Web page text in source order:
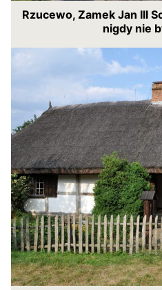
Rzucewo, Zamek Jan III
nigdy nie